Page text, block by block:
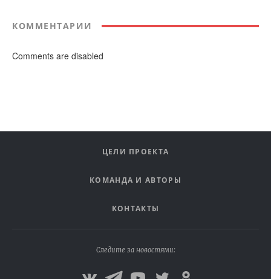
КОММЕНТАРИИ
Comments are disabled
ЦЕЛИ ПРОЕКТА
КОМАНДА И АВТОРЫ
КОНТАКТЫ
Следите за новостями: